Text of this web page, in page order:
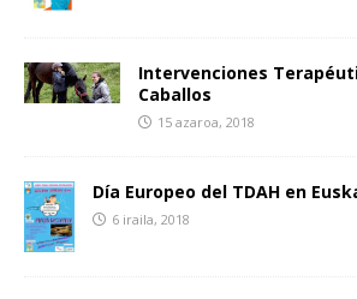
Intervenciones
Caballos
15 azaroa, 2018
Día Europeo del TDAH en
6 iraila, 2018